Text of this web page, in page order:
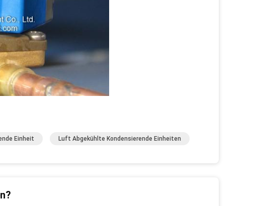
Einheit Luft Abgekühlte Kondensierende Einheiten